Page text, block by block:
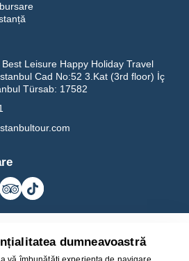
Best Leisure Happy Holiday Travel
Cad No:52 3.Kat (3rd floor) İç
Türsab: 17582
dumneavoastră